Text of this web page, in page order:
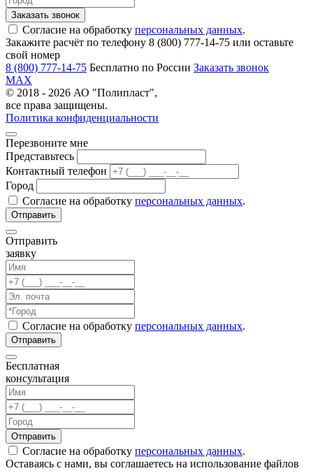
Согласие на обработку персональных данных.
Закажите расчёт по телефону 8 (800) 777-14-75 или оставьте
свой номер
8 (800) 777-14-75 Бесплатно по России Заказать звонок
MAX
© 2018 - 2026 АО "Полипласт",
все права защищены.
Политика конфиденциальности
Перезвоните мне
Представьтесь
Контактный телефон
Город
Согласие на обработку персональных данных.
Отправить
заявку
Согласие на обработку персональных данных.
Бесплатная
консультация
Согласие на обработку персональных данных.
Оставаясь с нами, вы соглашаетесь на использование файлов